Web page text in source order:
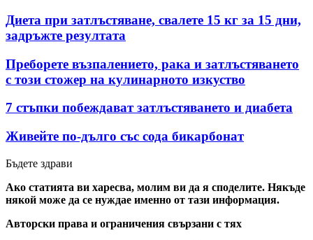
Диета при затлъстяване, свалете 15 кг за 15 дни,
задръжте резултата
Преборете възпалението, рака и затлъстяването
с този стожер на кулинарното изкуство
7 стъпки побеждават затлъстяването и диабета
Живейте по-дълго със сода бикарбонат
Бъдете здрави
Ако статията ви харесва, молим ви да я споделите. Някъде
някой може да се нуждае именно от тази информация.
Авторски права и ограничения свързани с тях